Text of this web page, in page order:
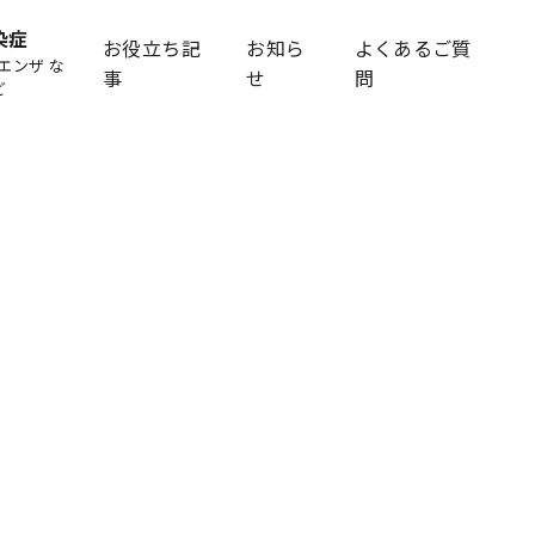
症
ンザ な
お役立ち記
事
お知ら
せ
よくあるご質
問